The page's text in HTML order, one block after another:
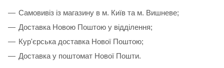
Самовивіз із магазину в м. Київ та м. Вишневе;
Доставка Новою Поштою у відділення;
Кур'єрська доставка Нової Поштою;
Доставка у поштомат Нової Пошти.